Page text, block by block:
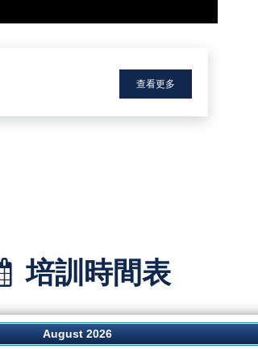
查看更多
培訓時間表
August 2026